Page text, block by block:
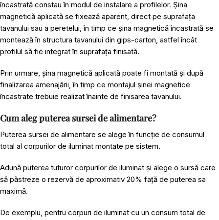
încastrată constau în modul de instalare a profilelor. Șina
magnetică aplicată se fixează aparent, direct pe suprafața
tavanului sau a peretelui, în timp ce șina magnetică încastrată se
montează în structura tavanului din gips-carton, astfel încât
profilul să fie integrat în suprafața finisată.
Prin urmare, șina magnetică aplicată poate fi montată și după
finalizarea amenajării, în timp ce montajul șinei magnetice
încastrate trebuie realizat înainte de finisarea tavanului.
Cum aleg puterea sursei de alimentare?
Puterea sursei de alimentare se alege în funcție de consumul
total al corpurilor de iluminat montate pe sistem.
Adună puterea tuturor corpurilor de iluminat și alege o sursă care
să păstreze o rezervă de aproximativ 20% față de puterea sa
maximă.
De exemplu, pentru corpuri de iluminat cu un consum total de